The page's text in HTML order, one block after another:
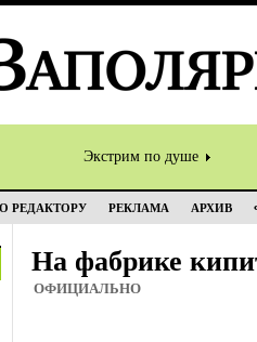
Экстрим по душе
РЕДАКТОРУ РЕКЛАМА АРХИВ
На фабрике
ОФИЦИАЛЬНО